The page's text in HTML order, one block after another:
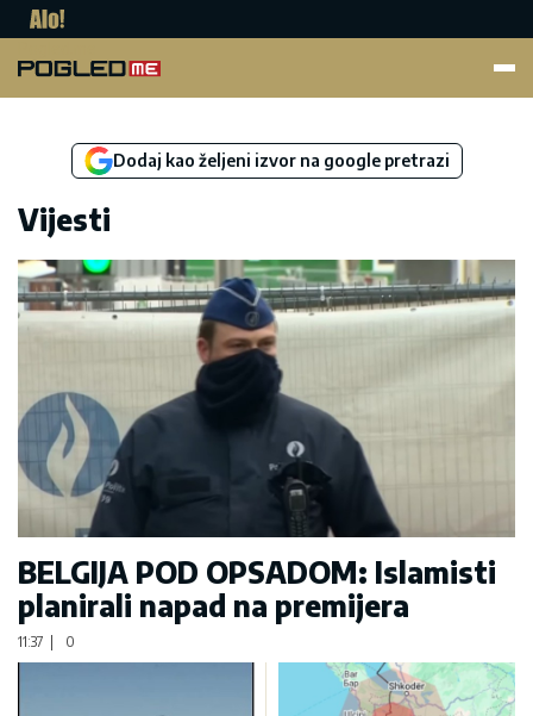
Dodaj kao željeni izvor na google pretrazi
Vijesti
BELGIJA POD OPSADOM: Islamisti
planirali napad na premijera
11:37 0